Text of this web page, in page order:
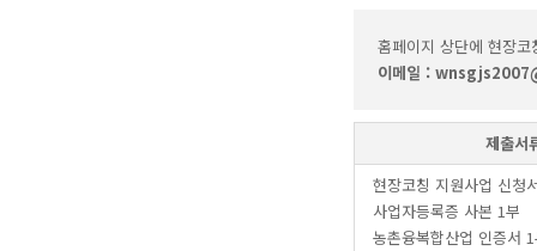
홈페이지 상단에 현장
이메일 :
제출서
현장코칭 지원사업 신청
사업자등록증 사본 1부
농촌융복합산업 인증서